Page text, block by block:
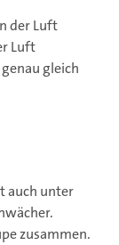
der Luft
Luft
gleich
auch unter
zusammen.